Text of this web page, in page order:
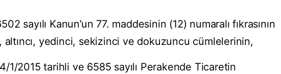
sayılı Kanun’un 77. maddesinin (12) numaralı fıkrasının
yedinci, sekizinci ve dokuzuncu cümlelerinin,
1/2015 tarihli ve 6585 sayılı Perakende Ticaretin